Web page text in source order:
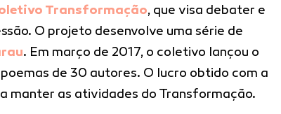
Transformação, que visa debater e
O projeto desenvolve uma série de
. Em março de 2017, o coletivo lançou o
de 30 autores. O lucro obtido com a
manter as atividades do Transformação.